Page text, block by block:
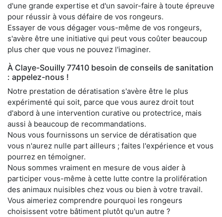
d'une grande expertise et d'un savoir-faire à toute épreuve
pour réussir à vous défaire de vos rongeurs.
Essayer de vous dégager vous-même de vos rongeurs,
s'avère être une initiative qui peut vous coûter beaucoup
plus cher que vous ne pouvez l'imaginer.
À Claye-Souilly 77410 besoin de conseils de sanitation
: appelez-nous !
Notre prestation de dératisation s'avère être le plus
expérimenté qui soit, parce que vous aurez droit tout
d'abord à une intervention curative ou protectrice, mais
aussi à beaucoup de recommandations.
Nous vous fournissons un service de dératisation que
vous n'aurez nulle part ailleurs ; faites l'expérience et vous
pourrez en témoigner.
Nous sommes vraiment en mesure de vous aider à
participer vous-même à cette lutte contre la prolifération
des animaux nuisibles chez vous ou bien à votre travail.
Vous aimeriez comprendre pourquoi les rongeurs
choisissent votre bâtiment plutôt qu'un autre ?